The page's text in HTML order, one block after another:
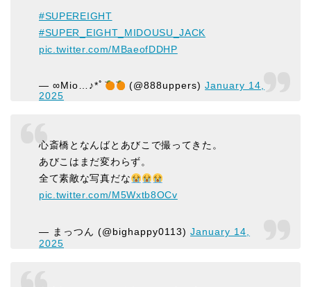
#SUPEREIGHT
#SUPER_EIGHT_MIDOUSU_JACK
pic.twitter.com/MBaeofDDHP
— ∞Mio…♪*ﾟ (@888uppers)January 14,
2025
心斎橋となんばとあびこで撮ってきた。
あびこはまだ変わらず。
全て素敵な写真だな
pic.twitter.com/M5Wxtb8OCv
— まっつん (@bighappy0113)January 14,
2025